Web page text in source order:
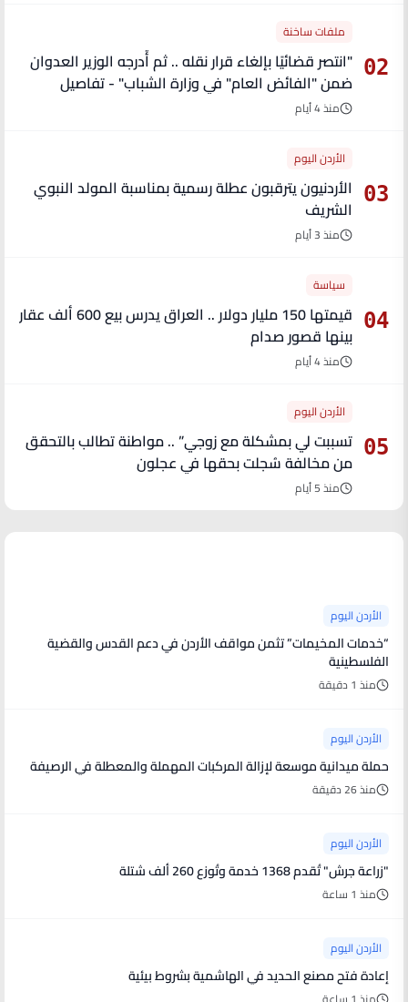
02
ملفات ساخنة
"انتصر قضائيًا بإلغاء قرار نقله .. ثم أُدرجه الوزير العدوان
ضمن "الفائض العام" في وزارة الشباب" - تفاصيل
منذ 4 أيام
03
الأردن اليوم
الأردنيون يترقبون عطلة رسمية بمناسبة المولد النبوي
الشريف
منذ 3 أيام
04
سياسة
قيمتها 150 مليار دولار .. العراق يدرس بيع 600 ألف عقار
بينها قصور صدام
منذ 4 أيام
05
الأردن اليوم
تسببت لي بمشكلة مع زوجي” .. مواطنة تطالب بالتحقق
من مخالفة سُجلت بحقها في عجلون
منذ 5 أيام
الأردن اليوم
“خدمات المخيمات” تثمن مواقف الأردن في دعم القدس والقضية
الفلسطينية
منذ 1 دقيقة
الأردن اليوم
حملة ميدانية موسعة لإزالة المركبات المهملة والمعطلة في الرصيفة
منذ 26 دقيقة
الأردن اليوم
"زراعة جرش" تُقدم 1368 خدمة وتُوزع 260 ألف شتلة
منذ 1 ساعة
الأردن اليوم
إعادة فتح مصنع الحديد في الهاشمية بشروط بيئية